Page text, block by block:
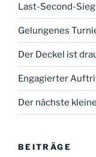
Last-Second-Sieg
Gelungenes
Der Deckel ist
Engagierter
Der nächste
BEITRÄGE